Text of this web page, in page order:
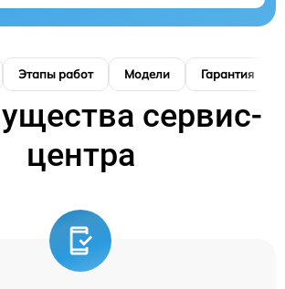
Этапы работ Модели Гарантия
сервис-
центра